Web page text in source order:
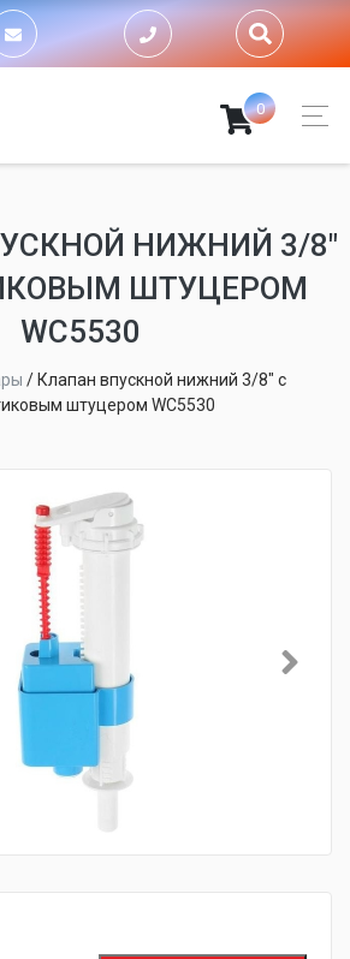
0
НИЖНИЙ 3/8″
ШТУЦЕРОМ
WC5530
/ Клапан впускной нижний 3/8″ с
штуцером WC5530